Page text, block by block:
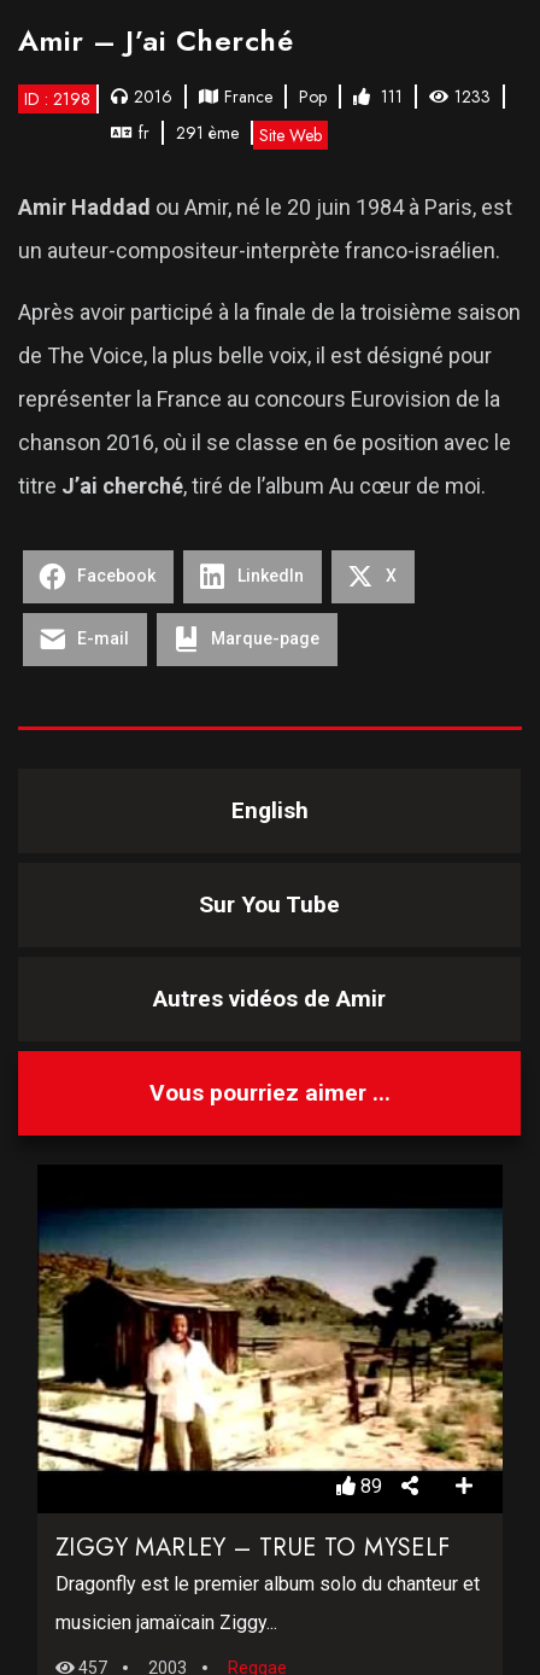
Amir – J’ai Cherché
ID : 2198 2016 France Pop 111
1233
fr
291 ème Site Web
Amir Haddad ou Amir, né le 20 juin 1984 à Paris, est
un auteur-compositeur-interprète franco-israélien.
Après avoir participé à la finale de la troisième saison
de The Voice, la plus belle voix, il est désigné pour
représenter la France au concours Eurovision de la
chanson 2016, où il se classe en 6e position avec le
titre J’ai cherché, tiré de l’album Au cœur de moi.
Facebook LinkedIn X
E-mail Marque-page
English
Sur You Tube
Autres vidéos deAmir
Vous pourriez aimer ...
89
ZIGGY MARLEY – TRUE TO MYSELF
Dragonfly est le premier album solo du chanteur et
musicien jamaïcain Ziggy...
457 2003 Reggae